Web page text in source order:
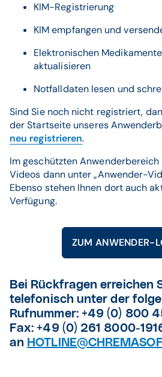
KIM-Registrierung
KIM empfangen und
Elektronischen
aktualisieren
Notfalldaten lesen und
Sind Sie noch nicht registriert,
der Startseite unseres
neu registrieren.
Im geschützten
Videos dann unter „Anwender-
Ebenso stehen Ihnen dort auch
Verfügung.
ZUM ANWENDER-
Bei Rückfragen erreichen
telefonisch unter der
Rufnummer: +49 (0) 800
Fax: +49 (0) 261 8000-
an